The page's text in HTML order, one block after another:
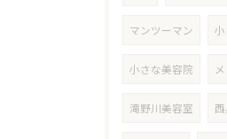
マンツーマン
小さな美容院
滝野川美容室